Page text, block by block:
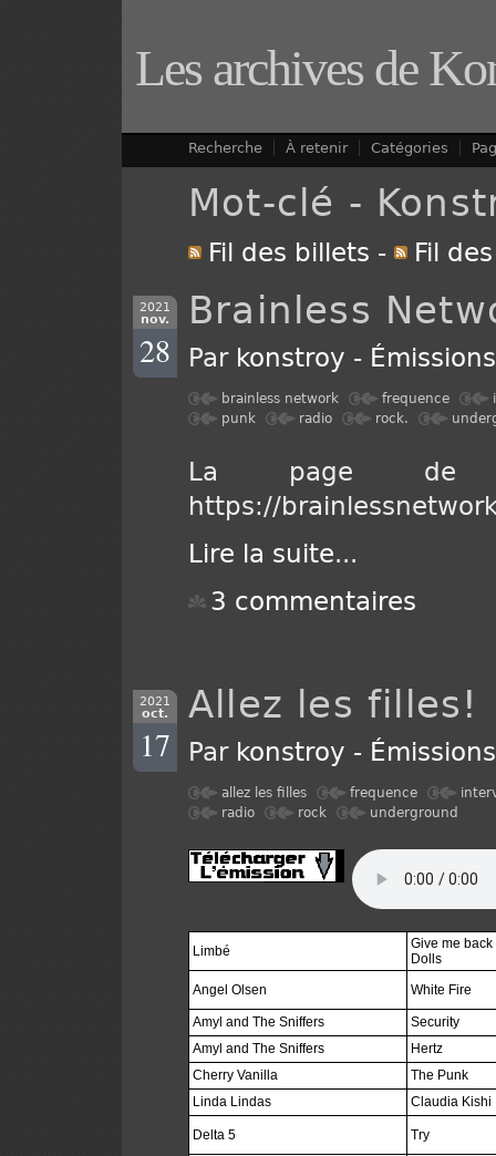
Les archives de
Recherche À retenir Catégories
Mot-clé -
Fil des billets - Fil
2021
nov.
28
Brainless
Par konstroy -
brainless network frequence
punk
radio rock.
La page de
https://
Lire la suite...
3 commentaires
2021
oct.
17
Allez les filles!
Par konstroy -
allez les filles frequence
radio
rock underground
Limbé
Give me back
Dolls
Angel Olsen
White Fire
Amyl and The Sniffers
Security
Amyl and The Sniffers
Hertz
Cherry Vanilla
The Punk
Linda Lindas
Claudia Kishi
Delta 5 Try